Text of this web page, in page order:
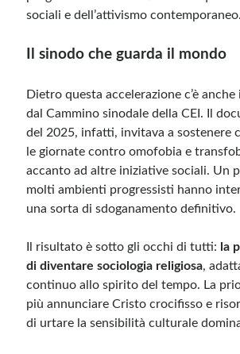
sociali e dell’attivismo contemporaneo.
Il sinodo che guarda il mondo
Dietro questa accelerazione c’è
dal Cammino sinodale della CEI. Il
del 2025, infatti, invitava a sostenere
le giornate contro omofobia e
accanto ad altre iniziative sociali. Un
molti ambienti progressisti hanno
una sorta di sdoganamento definitivo.
Il risultato è sotto gli occhi di tutti: la
di diventare sociologia religiosa,
continuo allo spirito del tempo. La
più annunciare Cristo crocifisso e
di urtare la sensibilità culturale